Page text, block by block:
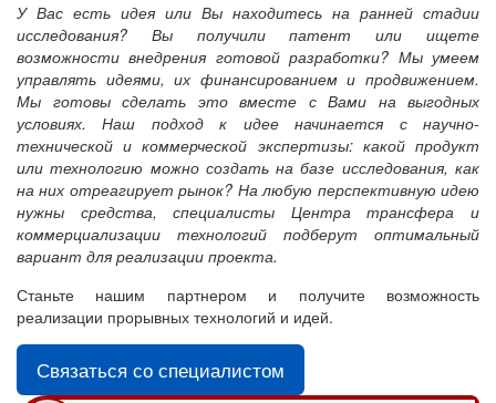
У Вас есть идея или Вы находитесь на ранней стадии
исследования? Вы получили патент или ищете
возможности внедрения готовой разработки? Мы умеем
управлять идеями, их финансированием и продвижением.
Мы готовы сделать это вместе с Вами на выгодных
условиях. Наш подход к идее начинается с научно-
технической и коммерческой экспертизы: какой продукт
или технологию можно создать на базе исследования, как
на них отреагирует рынок? На любую перспективную идею
нужны средства, специалисты Центра трансфера и
коммерциализации технологий подберут оптимальный
вариант для реализации проекта.
Станьте нашим партнером и получите возможность
реализации прорывных технологий и идей.
Связаться со специалистом